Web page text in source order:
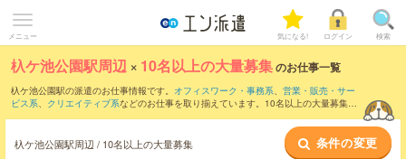
メニュー 気になる! ログイン 検索
杁ケ池公園駅周辺 × 10名以上の大量募集のお仕事一覧
杁ケ池公園駅の派遣のお仕事情報です。 オフィスワーク・事務系、 営業・販売・サー
ビス系、 クリエイティブ系などのお仕事を取り揃えています。10名以上の大量募集の
杁ケ池公園駅周辺 / 10名以上の大量募集 条件の変更